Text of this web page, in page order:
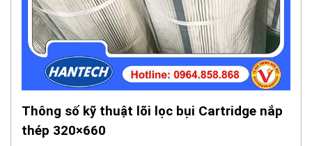
Thông số kỹ thuật lõi lọc bụi Cartridge nắp
thép 320×660